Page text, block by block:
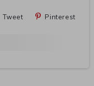
Tweet Pinterest